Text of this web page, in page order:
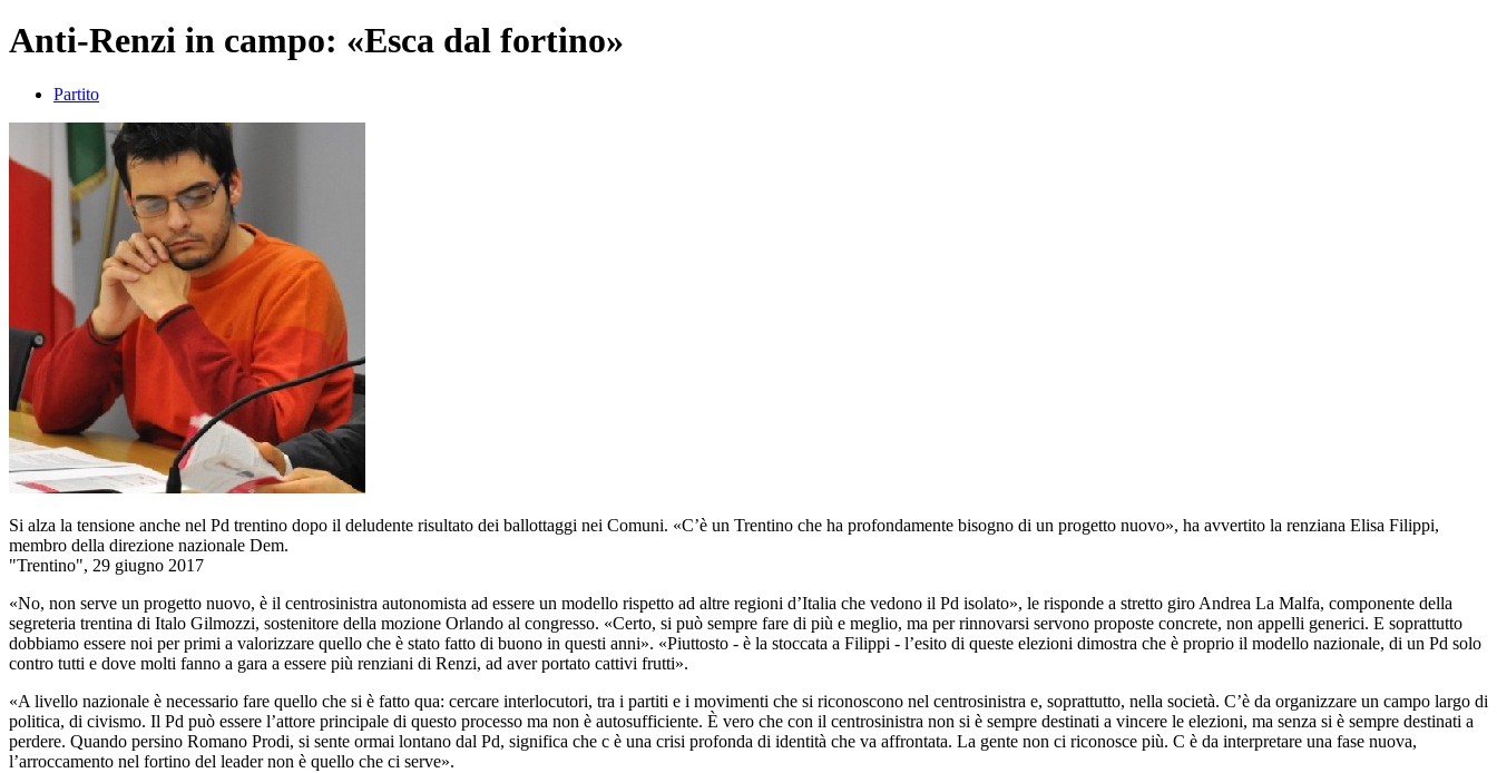
Anti-Renzi in campo: «Esca dal fortino»
Partito
Si alza la tensione anche nel Pd trentino dopo il deludente risultato dei ballottaggi nei Comuni. «C’è un Trentino che ha profondamente bisogno di un progetto nuovo», ha avvertito la renziana Elisa Filippi,
membro della direzione nazionale Dem.
"Trentino", 29 giugno 2017
«No, non serve un progetto nuovo, è il centrosinistra autonomista ad essere un modello rispetto ad altre regioni d’Italia che vedono il Pd isolato», le risponde a stretto giro Andrea La Malfa, componente della
segreteria trentina di Italo Gilmozzi, sostenitore della mozione Orlando al congresso. «Certo, si può sempre fare di più e meglio, ma per rinnovarsi servono proposte concrete, non appelli generici. E soprattutto
dobbiamo essere noi per primi a valorizzare quello che è stato fatto di buono in questi anni». «Piuttosto - è la stoccata a Filippi - l’esito di queste elezioni dimostra che è proprio il modello nazionale, di un Pd solo
contro tutti e dove molti fanno a gara a essere più renziani di Renzi, ad aver portato cattivi frutti».
«A livello nazionale è necessario fare quello che si è fatto qua: cercare interlocutori, tra i partiti e i movimenti che si riconoscono nel centrosinistra e, soprattutto, nella società. C’è da organizzare un campo largo di
politica, di civismo. Il Pd può essere l’attore principale di questo processo ma non è autosufficiente. È vero che con il centrosinistra non si è sempre destinati a vincere le elezioni, ma senza si è sempre destinati a
perdere. Quando persino Romano Prodi, si sente ormai lontano dal Pd, significa che c è una crisi profonda di identità che va affrontata. La gente non ci riconosce più. C è da interpretare una fase nuova,
l’arroccamento nel fortino del leader non è quello che ci serve».